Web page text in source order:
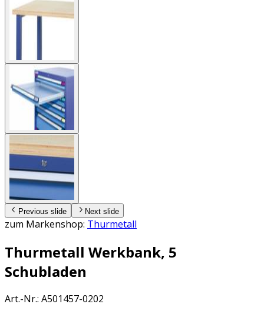
Previous slide Next slide
zum Markenshop: Thurmetall
Thurmetall Werkbank, 5
Schubladen
Art.-Nr.: A501457-0202